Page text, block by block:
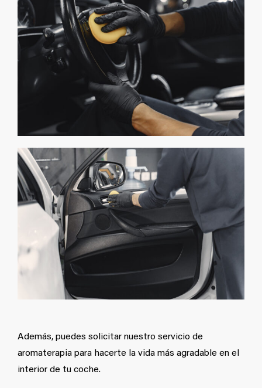
Además, puedes solicitar nuestro servicio de
aromaterapia para hacerte la vida más agradable en el
interior de tu coche.